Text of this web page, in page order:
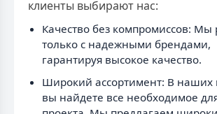
клиенты выбирают нас:
Качество без компромиссов: Мы
только с надежными брендами,
гарантируя высокое качество.
Широкий ассортимент: В наших
вы найдете все необходимое